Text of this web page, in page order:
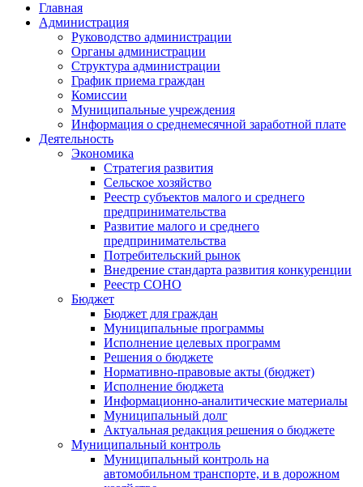
Главная
Администрация
Руководство администрации
Органы администрации
Структура администрации
График приема граждан
Комиссии
Муниципальные учреждения
Информация о среднемесячной заработной плате
Деятельность
Экономика
Стратегия развития
Сельское хозяйство
Реестр субъектов малого и среднего
предпринимательства
Развитие малого и среднего
предпринимательства
Потребительский рынок
Внедрение стандарта развития конкуренции
Реестр СОНО
Бюджет
Бюджет для граждан
Муниципальные программы
Исполнение целевых программ
Решения о бюджете
Нормативно-правовые акты (бюджет)
Исполнение бюджета
Информационно-аналитические материалы
Муниципальный долг
Актуальная редакция решения о бюджете
Муниципальный контроль
Муниципальный контроль на
автомобильном транспорте, и в дорожном